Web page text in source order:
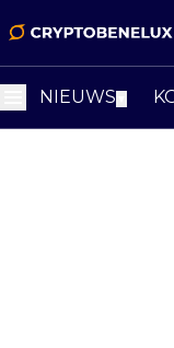
NIEUWS